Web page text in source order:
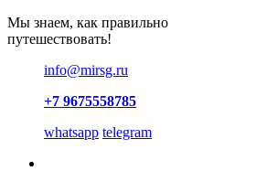
Мы знаем, как правильно
путешествовать!
info@mirsg.ru
+7 9675558785
whatsapp telegram